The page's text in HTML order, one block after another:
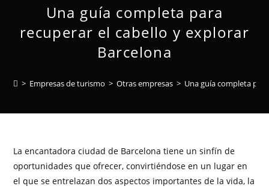
Una guía completa para
recuperar el cabello y explorar
Barcelona
> Empresas de turismo > Otras empresas > Una guía completa
La encantadora ciudad de Barcelona tiene un sinfín de
oportunidades que ofrecer, convirtiéndose en un lugar en
el que se entrelazan dos aspectos importantes de la vida, la